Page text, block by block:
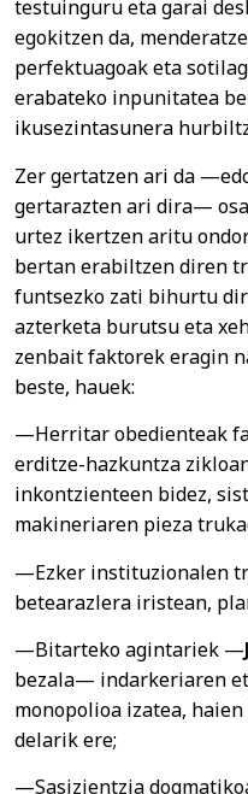
testuinguru eta garai
egokitzen da,
perfektuagoak eta
erabateko inpunitatea
ikusezintasunera
Zer gertatzen ari da
gertarazten ari dira—
urtez ikertzen aritu
bertan erabiltzen diren
funtsezko zati bihurtu
azterketa burutsu eta
zenbait faktorek eragin
beste, hauek:
—Herritar obedienteak
erditze-hazkuntza
inkontzienteen bidez,
makineriaren pieza
—Ezker instituzionalen
betearazlera iristean,
—Bitarteko agintariek —
bezala— indarkeriaren
monopolioa izatea,
delarik ere;
—Sasizientzia